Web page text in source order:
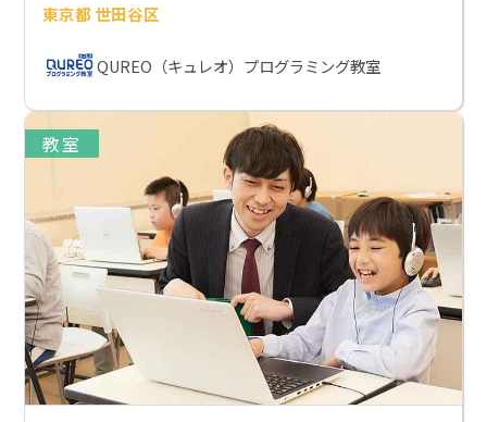
東京都 世田谷区
QUREO（キュレオ）プログラミング教室
教室